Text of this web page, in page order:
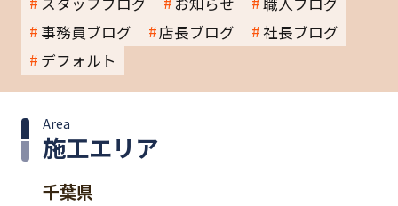
事務員ブログ
店長ブログ
社長ブログ
デフォルト
施工エリア
Area
千葉県